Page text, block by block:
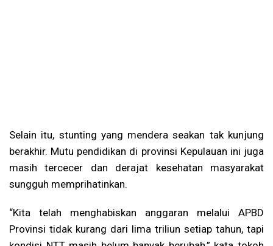
Selain itu, stunting yang mendera seakan tak kunjung
berakhir. Mutu pendidikan di provinsi Kepulauan ini juga
masih tercecer dan derajat kesehatan masyarakat
sungguh memprihatinkan.
“Kita telah menghabiskan anggaran melalui APBD
Provinsi tidak kurang dari lima triliun setiap tahun, tapi